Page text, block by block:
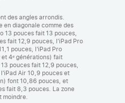
des angles arrondis.
en diagonale comme des
13 pouces fait 13 pouces,
fait 12,9 pouces, l’iPad Pro
pouces, l’iPad Pro
et 4ᵉ générations) fait
13 pouces fait 12,9 pouces,
Air 10,9 pouces et
font 10,86 pouces, et
fait 8,3 pouces. La zone
moindre.